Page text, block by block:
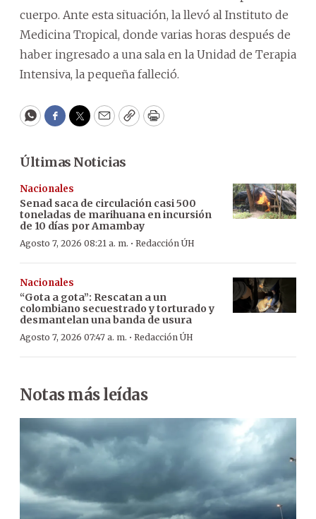
cuerpo. Ante esta situación, la llevó al Instituto de
Medicina Tropical, donde varias horas después de
haber ingresado a una sala en la Unidad de Terapia
Intensiva, la pequeña falleció.
WhatsApp
Facebook
Twitter
EmailCopyPrint
Últimas Noticias
Nacionales
Senad saca de circulación casi 500
toneladas de marihuana en incursión
de 10 días por Amambay
Agosto 7, 2026 08:21 a. m. · Redacción ÚH
Nacionales
“Gota a gota”: Rescatan a un
colombiano secuestrado y torturado y
desmantelan una banda de usura
Agosto 7, 2026 07:47 a. m. · Redacción ÚH
Notas más leídas